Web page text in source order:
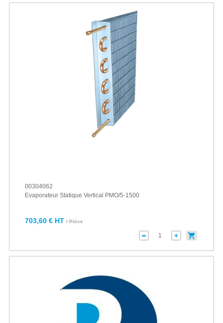
00304062
Evaporateur Statique Vertical PMO/5-1500
703,60 € HT / Pièce